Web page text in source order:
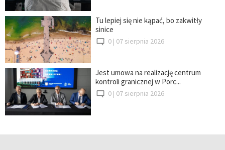
Tu lepiej się nie kąpać, bo zakwitły
sinice
0 | 07 sierpnia 2026
Jest umowa na realizację centrum
kontroli granicznej w Porc...
0 | 07 sierpnia 2026